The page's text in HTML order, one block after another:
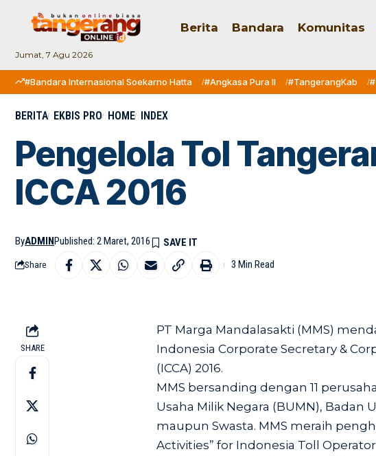
Jumat, 7 Agu 2026
Berita Bandara Komunitas
#Bandara Internasional Soekarno Hatta #Angkasa Pura II #TangerangKab
BERITA EKBIS PRO HOME INDEX
Pengelola Tol
ICCA 2016
ByADMINPublished: 2 Maret, 2016
Share 3 Min Read
SHARE
PT Marga Mandalasakti (MMS)
Indonesia Corporate Secretary &
(ICCA) 2016.
MMS bersanding dengan 11
Usaha Milik Negara (BUMN), Badan
maupun Swasta. MMS meraih
Activities” for Indonesia Toll